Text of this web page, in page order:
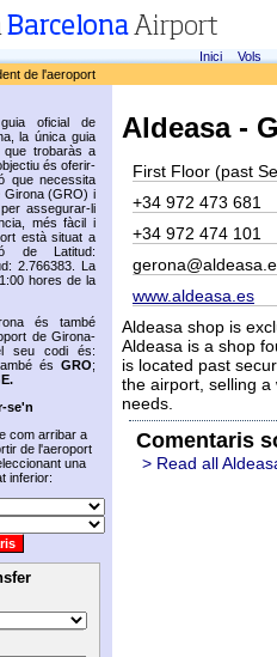
Inici
Vols
de l'aeroport
oficial de
la única guia
que trobaràs a
és oferir-
que necessita
Girona (GRO) i
assegurar-li
més fàcil i
està situat a
de Latitud:
2.766383. La
hores de la
és també
de Girona-
seu codi és:
és GRO;
se'n
com arribar a
de l'aeroport
una
inferior:
Aldeasa -
First Floor (past
+34 972 473 681
+34 972 474 101
www.aldeasa.es
Aldeasa shop is
Aldeasa is a shop
is located past
the airport, selling a
needs.
Comentaris
> Read all